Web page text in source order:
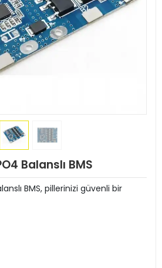
Balanslı BMS
BMS, pillerinizi güvenli bir